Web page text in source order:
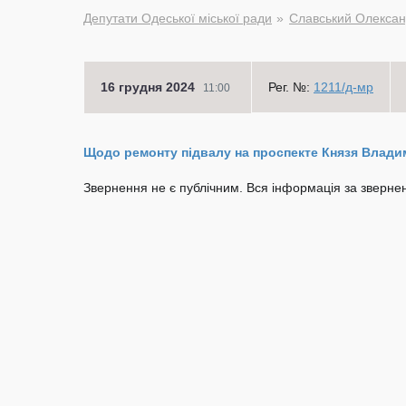
Депутати Одеської міської ради Славський
16 грудня 2024 11:00 Рег. №: 1211/д-мр
Щодо ремонту підвалу на проспекте Князя
Звернення не є публічним. Вся інформація за